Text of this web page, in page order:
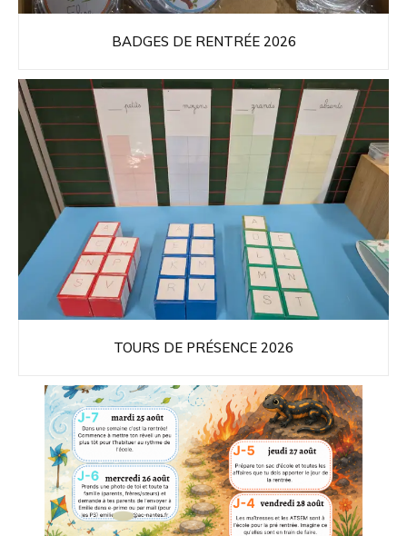
BADGES DE RENTRÉE 2026
TOURS DE PRÉSENCE 2026